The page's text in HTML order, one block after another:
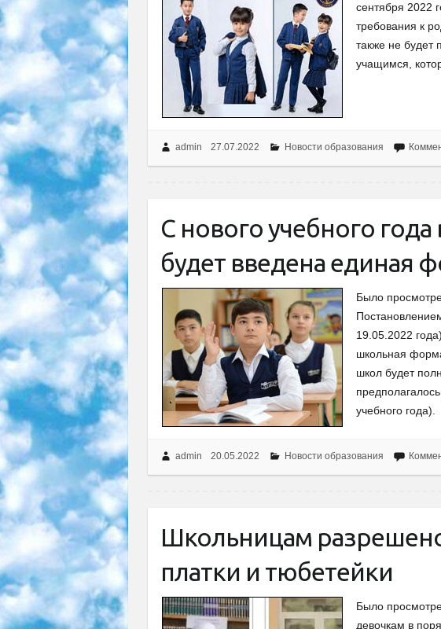
сентября 2022
требования к
также не будет
учащимся,
admin 27.07.2022 Новости образования
С нового учебного года
будет введена единая
Было
19.05.2022
школьная
школ будет
учебного года).
admin 20.05.2022 Новости образования
Школьницам
платки и тюбетейки
Было
девочкам в